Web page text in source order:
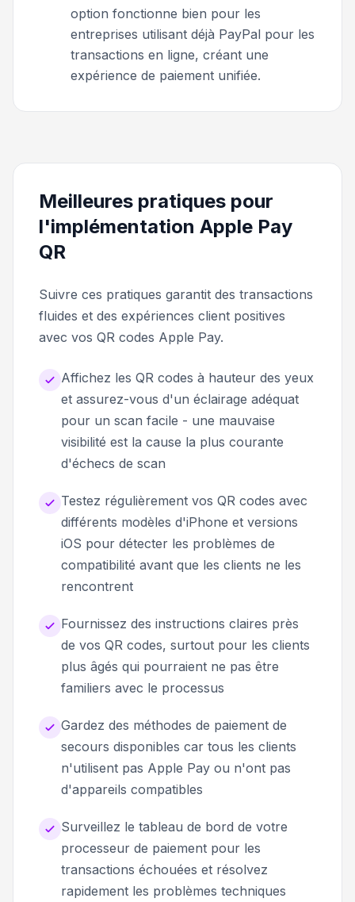
option fonctionne bien pour les
entreprises utilisant déjà PayPal pour les
transactions en ligne, créant une
expérience de paiement unifiée.
Meilleures pratiques pour
l'implémentation Apple Pay
QR
Suivre ces pratiques garantit des transactions
fluides et des expériences client positives
avec vos QR codes Apple Pay.
Affichez les QR codes à hauteur des yeux
et assurez-vous d'un éclairage adéquat
pour un scan facile - une mauvaise
visibilité est la cause la plus courante
d'échecs de scan
Testez régulièrement vos QR codes avec
différents modèles d'iPhone et versions
iOS pour détecter les problèmes de
compatibilité avant que les clients ne les
rencontrent
Fournissez des instructions claires près
de vos QR codes, surtout pour les clients
plus âgés qui pourraient ne pas être
familiers avec le processus
Gardez des méthodes de paiement de
secours disponibles car tous les clients
n'utilisent pas Apple Pay ou n'ont pas
d'appareils compatibles
Surveillez le tableau de bord de votre
processeur de paiement pour les
transactions échouées et résolvez
rapidement les problèmes techniques